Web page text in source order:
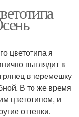
цветотипа я
выглядит в
вперемешку
В то же время
цветотипом, и
оттенки.